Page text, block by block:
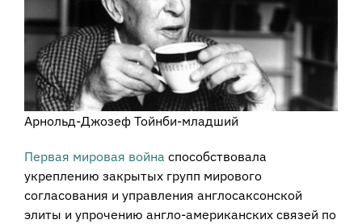
Арнольд-Джозеф Тойнби-младший
Первая мировая война способствовала
укреплению закрытых групп мирового
согласования и управления англосаксонской
элиты и упрочению англо-американских связей по